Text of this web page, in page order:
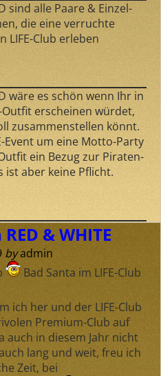
sind alle Paare & Einzel-
die eine verruchte
LIFE-Club erleben
wäre es schön wenn Ihr in
erscheinen würdet,
zusammenstellen könnt.
Event um eine Motto-Party
ein Bezug zur Piraten-
ist aber keine Pflicht.
& WHITE
byadmin
Bad Santa im LIFE-Club
ich her und der LIFE-Club
Premium-Club auf
auch in diesem Jahr nicht
lang und weit, freu ich
Zeit, bei